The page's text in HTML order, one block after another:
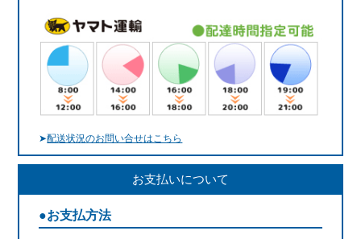
➤配送状況のお問い合せはこちら
お支払いについて
●お支払方法